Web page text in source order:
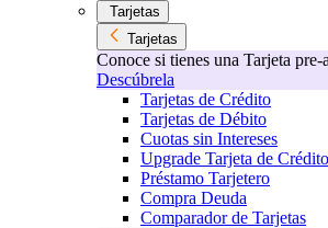
Tarjetas
Tarjetas
Conoce si tienes una Tarjeta pre-
Descúbrela
Tarjetas de Crédito
Tarjetas de Débito
Cuotas sin Intereses
Upgrade Tarjeta de Crédito
Préstamo Tarjetero
Compra Deuda
Comparador de Tarjetas